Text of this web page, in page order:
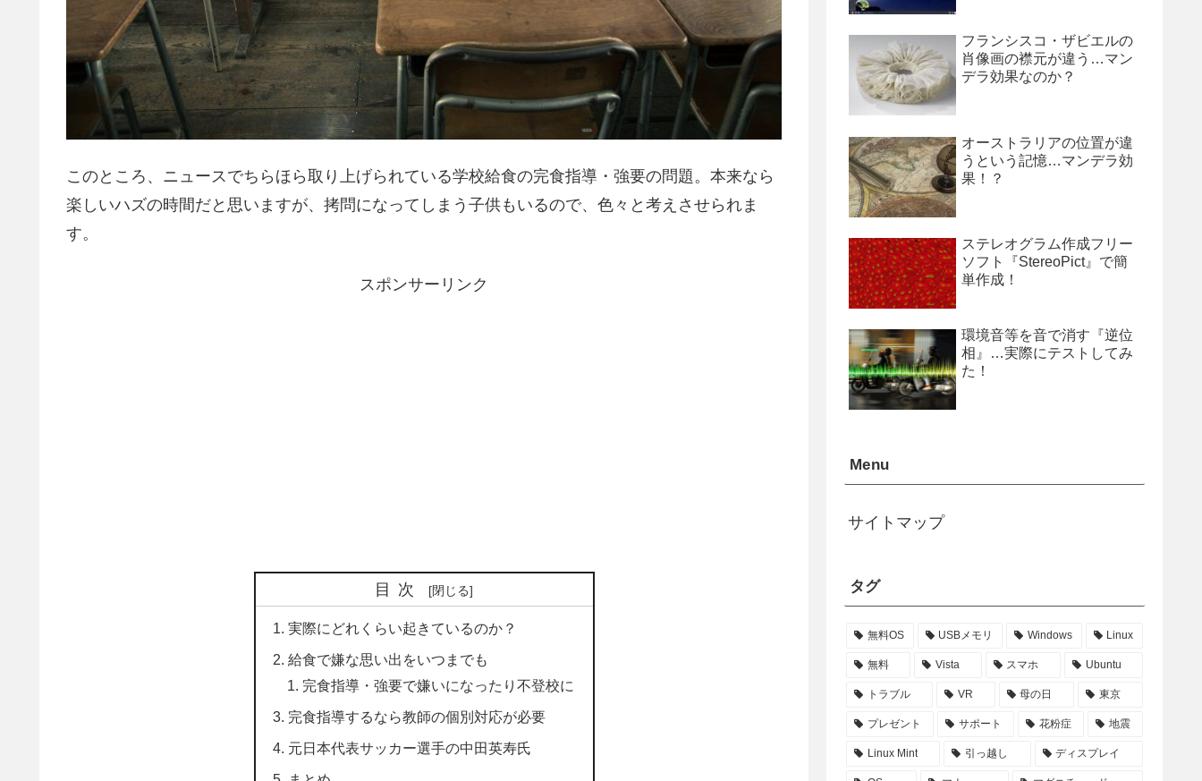
このところ、ニュースでちらほら取り上げられている学校給食の完食指導・強要の問題。本来なら
楽しいハズの時間だと思いますが、拷問になってしまう子供もいるので、色々と考えさせられま
す。
スポンサーリンク
目次
実際にどれくらい起きているのか？
給食で嫌な思い出をいつまでも
完食指導・強要で嫌いになったり不登校に
完食指導するなら教師の個別対応が必要
元日本代表サッカー選手の中田英寿氏
フランシスコ・ザビエルの
肖像画の襟元が違う…マン
デラ効果なのか？
オーストラリアの位置が違
うという記憶…マンデラ効
果！？
ステレオグラム作成フリー
ソフト『StereoPict』で簡
単作成！
環境音等を音で消す『逆位
相』…実際にテストしてみ
た！
Menu
サイトマップ
タグ
無料OS USBメモリ Windows Linux
無料 Vista スマホ Ubuntu
トラブル VR 母の日 東京
プレゼント サポート 花粉症 地震
Linux Mint 引っ越し ディスプレイ